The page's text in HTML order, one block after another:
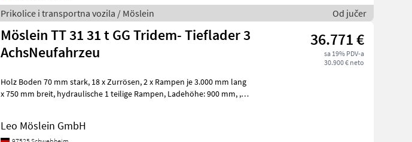
Prikolice i transportna vozila / Möslein Od jučer
Möslein TT 31 31 t GG Tridem- Tieflader 3
AchsNeufahrzeu
36.771 €
sa 19% PDV-a
30.900 € neto
Holz Boden 70 mm stark, 18 x Zurrösen, 2 x Rampen je 3.000 mm lang
x 750 mm breit, hydraulische 1 teilige Rampen, Ladehöhe: 900 mm, , --
Leo Möslein GmbH